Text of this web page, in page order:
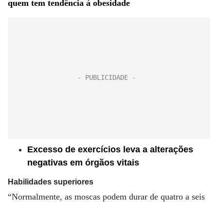
quem tem tendência à obesidade
Excesso de exercícios leva a alterações
negativas em órgãos vitais
Habilidades superiores
“Normalmente, as moscas podem durar de quatro a seis